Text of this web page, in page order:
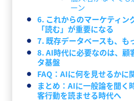
ーン
6. これからのマーケティン
「読む」が重要になる
7. 既存データベースも、も
8. AI時代に必要なのは、顧
タ基盤
FAQ：AIに何を見せるかに
まとめ：AIに一般論を聞く
客行動を読ませる時代へ